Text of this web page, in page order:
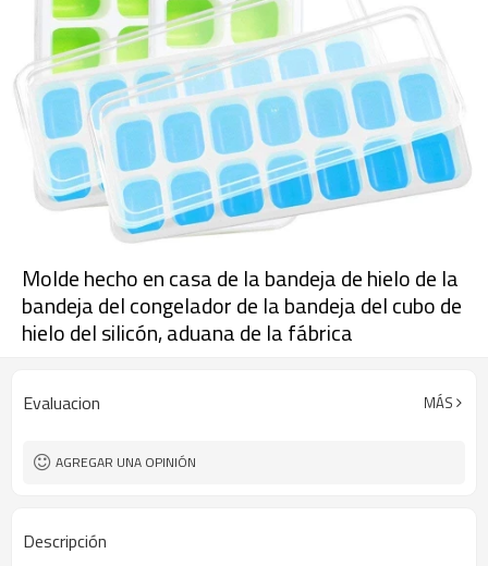
Molde hecho en casa de la bandeja de hielo de la
bandeja del congelador de la bandeja del cubo de
hielo del silicón, aduana de la fábrica
Evaluacion MÁS
AGREGAR UNA OPINIÓN
Descripción